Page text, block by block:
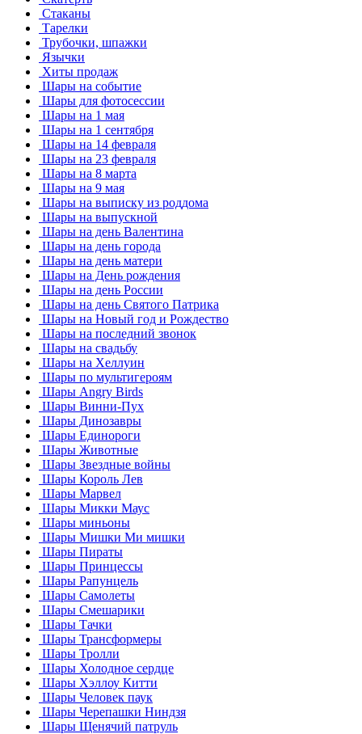
Стаканы
Тарелки
Трубочки, шпажки
Язычки
Хиты продаж
Шары на событие
Шары для фотосессии
Шары на 1 мая
Шары на 1 сентября
Шары на 14 февраля
Шары на 23 февраля
Шары на 8 марта
Шары на 9 мая
Шары на выписку из роддома
Шары на выпускной
Шары на день Валентина
Шары на день города
Шары на день матери
Шары на День рождения
Шары на день России
Шары на день Святого Патрика
Шары на Новый год и Рождество
Шары на последний звонок
Шары на свадьбу
Шары на Хеллуин
Шары по мультигероям
Шары Angry Birds
Шары Винни-Пух
Шары Динозавры
Шары Единороги
Шары Животные
Шары Звездные войны
Шары Король Лев
Шары Марвел
Шары Микки Маус
Шары миньоны
Шары Мишки Ми мишки
Шары Пираты
Шары Принцессы
Шары Рапунцель
Шары Самолеты
Шары Смешарики
Шары Тачки
Шары Трансформеры
Шары Тролли
Шары Холодное сердце
Шары Хэллоу Китти
Шары Человек паук
Шары Черепашки Ниндзя
Шары Щенячий патруль